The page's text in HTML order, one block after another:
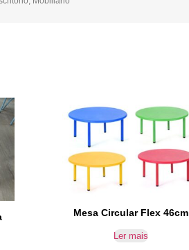
Mesa Circular Flex 46cm
Ler mais